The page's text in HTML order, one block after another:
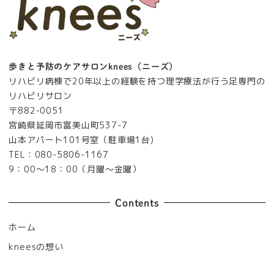
歩きと予防のケアサロンknees（ニーズ）
リハビリ病棟で20年以上の経験を持つ理学療法が行う足専門の
リハビリサロン
〒882-0051
宮崎県延岡市富美山町537-7
山本アパート101号室（駐車場1台)
TEL：080-5806-1167
9：00～18：00（月曜～金曜）
Contents
ホーム
kneesの想い